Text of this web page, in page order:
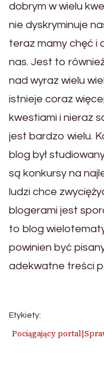
dobrym w wielu
nie dyskryminuje
teraz mamy chęć i
nas. Jest to
nad wyraz wielu
istnieje coraz
kwestiami i nieraz
jest bardzo wielu.
blog był
są konkursy na
ludzi chce
blogerami jest
to blog
powinien być
adekwatne treści
Etykiety:
Pociągający